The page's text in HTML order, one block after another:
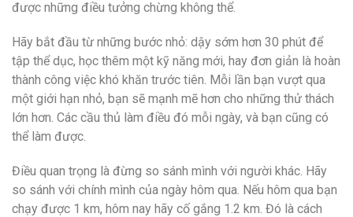
được những điều tưởng chừng không thể.
Hãy bắt đầu từ những bước nhỏ: dậy sớm hơn 30 phút để
tập thể dục, học thêm một kỹ năng mới, hay đơn giản là hoàn
thành công việc khó khăn trước tiên. Mỗi lần bạn vượt qua
một giới hạn nhỏ, bạn sẽ mạnh mẽ hơn cho những thử thách
lớn hơn. Các cầu thủ làm điều đó mỗi ngày, và bạn cũng có
thể làm được.
Điều quan trọng là đừng so sánh mình với người khác. Hãy
so sánh với chính mình của ngày hôm qua. Nếu hôm qua bạn
chạy được 1 km, hôm nay hãy cố gắng 1.2 km. Đó là cách